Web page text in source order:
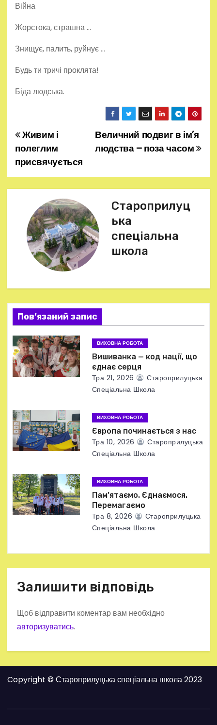
Війна
Жорстока, страшна …
Знищує, палить, руйнує …
Будь ти тричі проклята!
Біда людська.
Н
а
в
я
з
а
п
и
і
в
Величний подвиг в ім’я
людства – поза часом
Живим і
полеглим
присвячується
Староприлуц
ька
спеціальна
школа
Пов’язаний запис
ВИХОВНА РОБОТА
Вишиванка — код нації, що
єднає серця
Тра 21, 2026
Староприлуцька
Спеціальна Школа
ВИХОВНА РОБОТА
Європа починається з нас
Тра 10, 2026
Староприлуцька
Спеціальна Школа
ВИХОВНА РОБОТА
Пам’ятаємо. Єднаємося.
Перемагаємо
Тра 8, 2026
Староприлуцька
Спеціальна Школа
Залишити відповідь
Щоб відправити коментар вам необхідно
авторизуватись.
Copyright © Староприлуцька спеціальна школа 2023